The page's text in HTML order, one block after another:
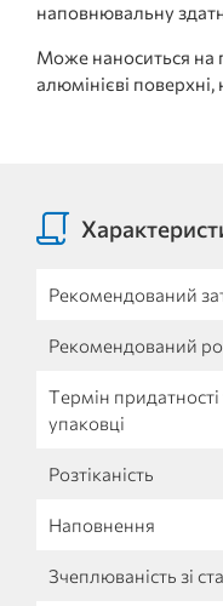
наповнювальну
Може наноситься на
алюмінієві поверхні,
Рекомендований
Рекомендований
Термін
упаковці
Розтіканість
Наповнення
Зчеплюваність зі